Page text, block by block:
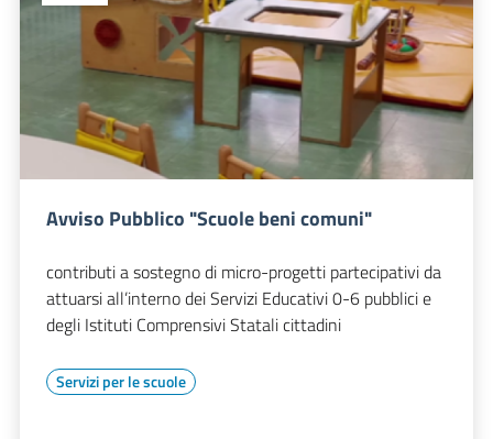
Avviso Pubblico "Scuole beni comuni"
contributi a sostegno di micro-progetti partecipativi da
attuarsi all’interno dei Servizi Educativi 0-6 pubblici e
degli Istituti Comprensivi Statali cittadini
Servizi per le scuole